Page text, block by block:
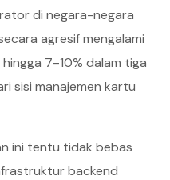
di negara-negara
agresif mengalami
7–10% dalam tiga
sisi manajemen kartu
ini tentu tidak bebas
backend